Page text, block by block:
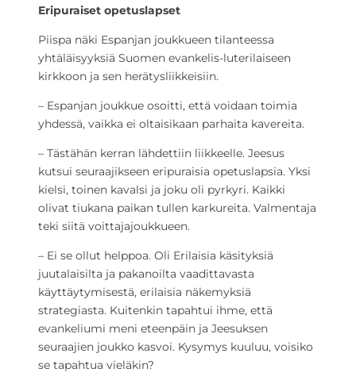
Eripuraiset opetuslapset
Piispa näki Espanjan joukkueen tilanteessa
yhtäläisyyksiä Suomen evankelis-luterilaiseen
kirkkoon ja sen herätysliikkeisiin.
– Espanjan joukkue osoitti, että voidaan toimia
yhdessä, vaikka ei oltaisikaan parhaita kavereita.
– Tästähän kerran lähdettiin liikkeelle. Jeesus
kutsui seuraajikseen eripuraisia opetuslapsia. Yksi
kielsi, toinen kavalsi ja joku oli pyrkyri. Kaikki
olivat tiukana paikan tullen karkureita. Valmentaja
teki siitä voittajajoukkueen.
– Ei se ollut helppoa. Oli Erilaisia käsityksiä
juutalaisilta ja pakanoilta vaadittavasta
käyttäytymisestä, erilaisia näkemyksiä
strategiasta. Kuitenkin tapahtui ihme, että
evankeliumi meni eteenpäin ja Jeesuksen
seuraajien joukko kasvoi. Kysymys kuuluu, voisiko
se tapahtua vieläkin?